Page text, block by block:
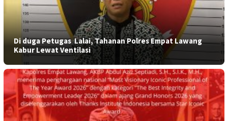
​Di duga Petugas Lalai, Tahanan Polres Empat Lawang
Kabur Lewat Ventilasi